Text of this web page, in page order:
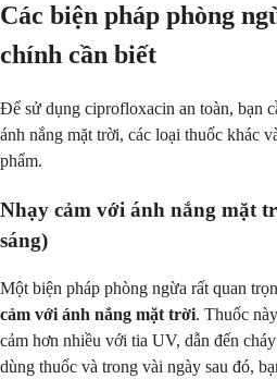
Các biện pháp phòng
chính cần biết
Để sử dụng ciprofloxacin an toàn, bạn
ánh nắng mặt trời, các loại thuốc khác
phẩm.
Nhạy cảm với ánh nắng mặt
sáng)
Một biện pháp phòng ngừa rất quan
cảm với ánh nắng mặt trời. Thuốc
cảm hơn nhiều với tia UV, dẫn đến
dùng thuốc và trong vài ngày sau đó,